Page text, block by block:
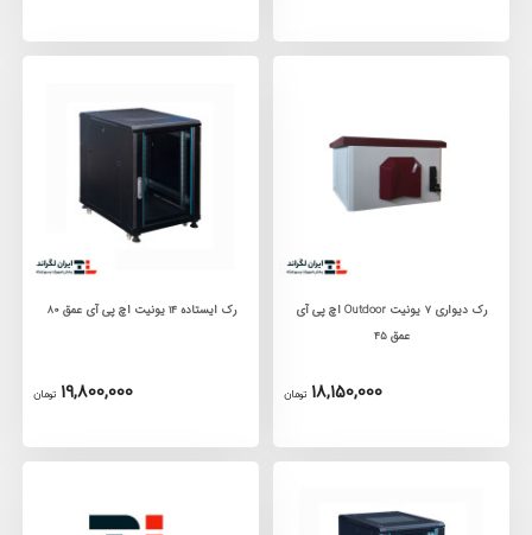
رک دیواری 7 یونیت Outdoor اچ پی آی
عمق 45
18,150,000 تومان
رک ایستاده 14 یونیت اچ پی آی عمق 80
19,800,000 تومان